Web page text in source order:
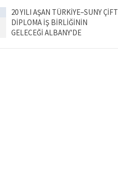
20 YILI AŞAN TÜRKİYE–SUNY ÇİFT
DİPLOMA İŞ BİRLİĞİNİN
GELECEĞİ ALBANY'DE